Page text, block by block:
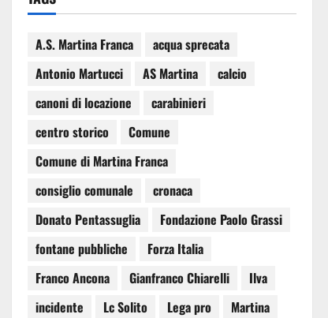
A.S. Martina Franca
acqua sprecata
Antonio Martucci
AS Martina
calcio
canoni di locazione
carabinieri
centro storico
Comune
Comune di Martina Franca
consiglio comunale
cronaca
Donato Pentassuglia
Fondazione Paolo Grassi
fontane pubbliche
Forza Italia
Franco Ancona
Gianfranco Chiarelli
Ilva
incidente
Lc Solito Lega pro
Martina